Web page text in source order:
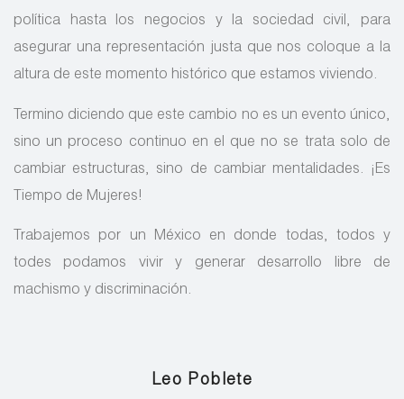
política hasta los negocios y la sociedad civil, para
asegurar una representación justa que nos coloque a la
altura de este momento histórico que estamos viviendo.
Termino diciendo que este cambio no es un evento único,
sino un proceso continuo en el que no se trata solo de
cambiar estructuras, sino de cambiar mentalidades. ¡Es
Tiempo de Mujeres!
Trabajemos por un México en donde todas, todos y
todes podamos vivir y generar desarrollo libre de
machismo y discriminación.
Leo Poblete